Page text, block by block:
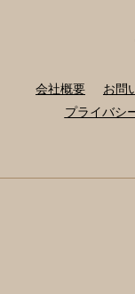
会社概要 お問
プライバシ